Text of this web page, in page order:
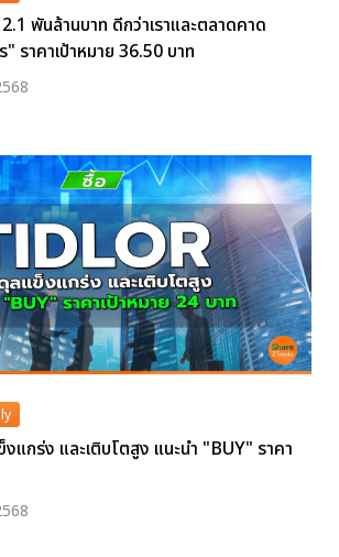
พันล้านบาท ดีกว่าเราและตลาดคาด
" ราคาเป้าหมาย 36.50 บาท
แกร่ง และเติบโตสูง แนะนำ "BUY" ราคา